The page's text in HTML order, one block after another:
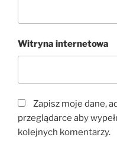
Witryna internetowa
Zapisz moje dane,
przeglądarce aby
kolejnych komentarzy.